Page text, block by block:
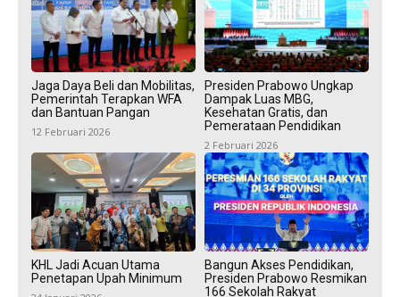
Jaga Daya Beli dan Mobilitas,
Pemerintah Terapkan WFA
dan Bantuan Pangan
12 Februari 2026
Presiden Prabowo Ungkap
Dampak Luas MBG,
Kesehatan Gratis, dan
Pemerataan Pendidikan
2 Februari 2026
KHL Jadi Acuan Utama
Penetapan Upah Minimum
Bangun Akses Pendidikan,
Presiden Prabowo Resmikan
166 Sekolah Rakyat